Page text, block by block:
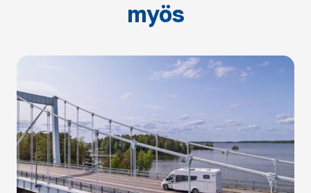
myös